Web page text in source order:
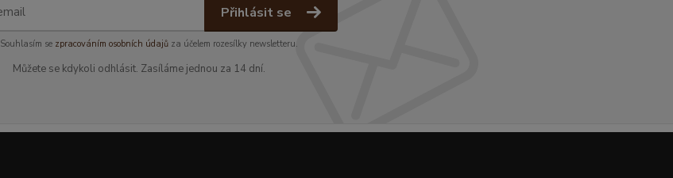
Přihlásit se
Souhlasím se zpracováním osobních údajůza účelem rozesílky newsletteru.
Můžete se kdykoli odhlásit. Zasíláme jednou za 14 dní.